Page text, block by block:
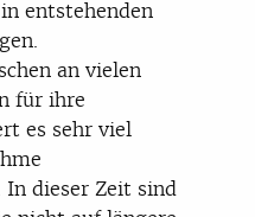
entstehenden
an vielen
für ihre
es sehr viel
dieser Zeit sind